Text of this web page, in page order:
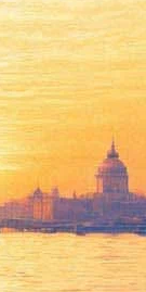
фестивалей,
на премию
«Лучший
на сайте